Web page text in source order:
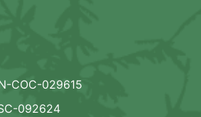
COC-029615
092624